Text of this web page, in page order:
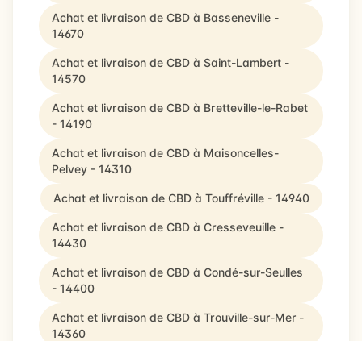
Achat et livraison de CBD à Basseneville -
14670
Achat et livraison de CBD à Saint-Lambert -
14570
Achat et livraison de CBD à Bretteville-le-Rabet
- 14190
Achat et livraison de CBD à Maisoncelles-
Pelvey - 14310
Achat et livraison de CBD à Touffréville - 14940
Achat et livraison de CBD à Cresseveuille -
14430
Achat et livraison de CBD à Condé-sur-Seulles
- 14400
Achat et livraison de CBD à Trouville-sur-Mer -
14360